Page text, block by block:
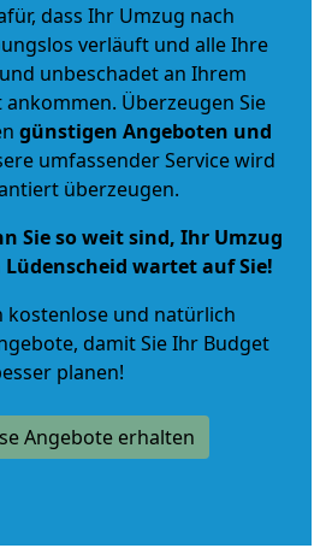
dass Ihr Umzug nach
verläuft und alle Ihre
unbeschadet an Ihrem
Überzeugen Sie
günstigen Angeboten und
umfassender Service wird
überzeugen.
Sie so weit sind, Ihr Umzug
wartet auf Sie!
kostenlose und natürlich
, damit Sie Ihr Budget
planen!
Angebote erhalten